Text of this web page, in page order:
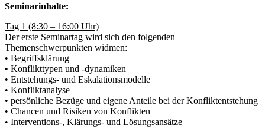
Seminarinhalte:
Tag 1 (8:30 – 16:00 Uhr)
Der erste Seminartag wird sich den folgenden
Themenschwerpunkten widmen:
• Begriffsklärung
• Konflikttypen und -dynamiken
• Entstehungs- und Eskalationsmodelle
• Konfliktanalyse
• persönliche Bezüge und eigene Anteile bei der Konfliktentstehung
• Chancen und Risiken von Konflikten
• Interventions-, Klärungs- und Lösungsansätze